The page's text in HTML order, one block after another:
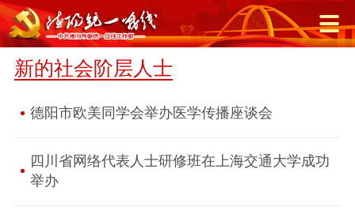
新的社会阶层人士
德阳市欧美同学会举办医学传播座谈会
四川省网络代表人士研修班在上海交通大学成功
举办